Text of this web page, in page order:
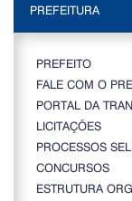
PREFEITURA
PREFEITO
FALE COM O
PORTAL DA
LICITAÇÕES
PROCESSOS
CONCURSOS
ESTRUTURA